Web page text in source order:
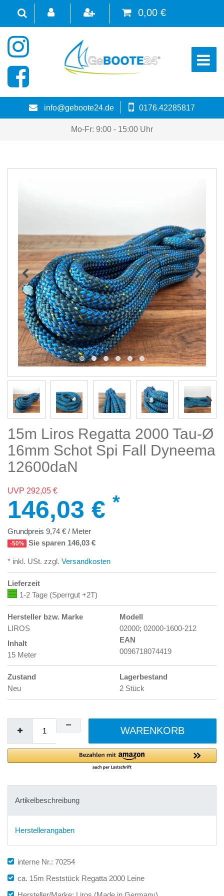
0,00 €
☰
info@geboote24.de 0176.42285817
Mo-Fr: 9:00 - 15:00 Uhr
15m Liros Regatta 2000 Tau-Ø
16mm Schot Spi Fall Dyneema
12600daN
UVP 292,05 €
146,03 € *
Grundpreis 9,74 € / Meter
-50% Sie sparen 146,03 €
* inkl. USt. zzgl. Versandkosten
Lieferzeit
1-2 Tage (Sperrgut +2T)
Hersteller bzw. Marke
LIROS
Inhalt
15 Meter
Modell
02000; 02000-1600-212
EAN
0096718074419
Zustand
Neu
Lagerbestand
2 Stück
WARENKORB
Artikelbeschreibung
Herstellerangaben
interne Nr.: 70254
ca. 15m Reststück Regatta 2000 Leine